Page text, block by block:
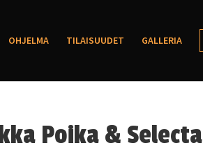
OHJELMA TILAISUUDET GALLERIA
Poika & Selecta